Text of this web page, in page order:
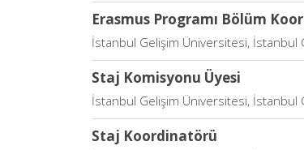
Erasmus Programı Bölüm
İstanbul Gelişim Üniversitesi, İstanbul
Staj Komisyonu Üyesi
İstanbul Gelişim Üniversitesi, İstanbul
Staj Koordinatörü